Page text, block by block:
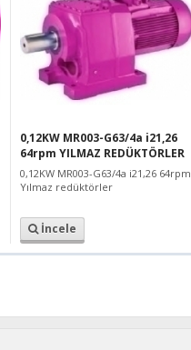
0,12KW MR003-G63/4a i21,26
64rpm YILMAZ REDÜKTÖRLER
0,12KW MR003-G63/4a i21,26 64rpm
Yılmaz redüktörler
İncele